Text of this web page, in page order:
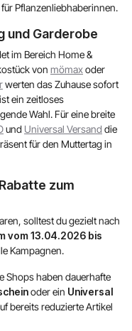
Pflanzenliebhaberinnen.
und Garderobe
im Bereich Home &
von mömaxoder
werten das Zuhause sofort
ein zeitloses
Wahl. Für eine breite
und Universal Versand die
für den Muttertag in
zum
solltest du gezielt nach
vom 13.04.2026 bis
Kampagnen.
Shops haben dauerhafte
oder ein Universal
bereits reduzierte Artikel